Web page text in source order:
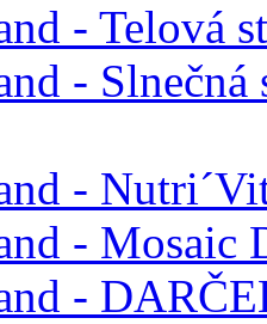
- Telová
-
-
- Mosaic
-